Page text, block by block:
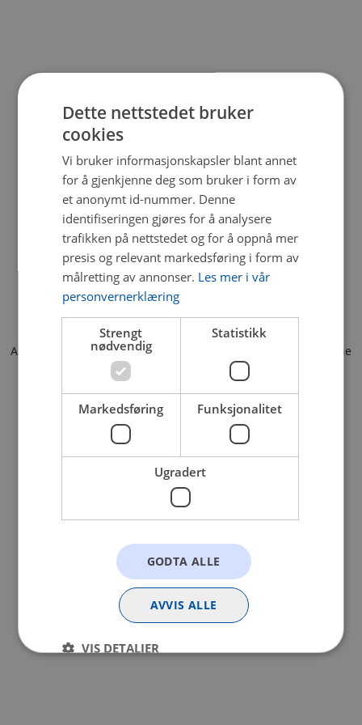
Application error: a client-side exception has occurred (see the
browser console for more information).
Dette nettstedet bruker
cookies
Vi bruker informasjonskapsler blant annet
for å gjenkjenne deg som bruker i form av
et anonymt id-nummer. Denne
identifiseringen gjøres for å analysere
trafikken på nettstedet og for å oppnå mer
presis og relevant markedsføring i form av
målretting av annonser. Les mer i vår
personvernerklæring
Strengt
nødvendig
Statistikk
Markedsføring Funksjonalitet
Ugradert
GODTA ALLE
AVVIS ALLE
VIS DETALJER